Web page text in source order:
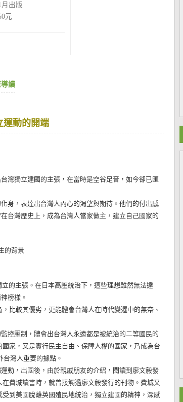
月出版
元
讀
運動的開端
獨立建國的主張，在當時是空谷足音，如今卻已匯
，表達出台灣人內心的渴望與期待。他們的付出感
台灣歷史上，成為台灣人當家做主，建立自己國家的
的背景
的主張。在日本高壓統治下，這些理想雖然無法達
榜樣。
較其優劣，更能體會台灣人在時代變遷中的無奈、
壓制，體會出台灣人永遠都是被統治的二等國民的
家，又是實行民主自由、保障人權的國家，乃成為台
灣人重要的據點。
動，出國後，由於親戚朋友的介紹，閱讀到廖文毅發
費城讀書時，就曾接觸過廖文毅發行的刊物。費城又
到美國脫離英國殖民地統治，獨立建國的精神，深感